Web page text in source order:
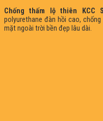
Chống thấm lộ thiên KCC
polyurethane đàn hồi cao,
mặt ngoài trời bền đẹp lâu dài.